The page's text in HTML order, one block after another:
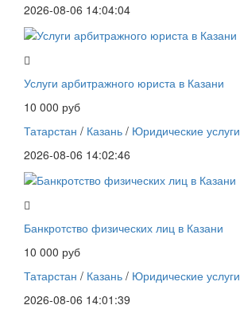
2026-08-06 14:04:04
Услуги арбитражного юриста в Казани
10 000 руб
Татарстан / Казань / Юридические услуги
2026-08-06 14:02:46
Банкротство физических лиц в Казани
10 000 руб
Татарстан / Казань / Юридические услуги
2026-08-06 14:01:39